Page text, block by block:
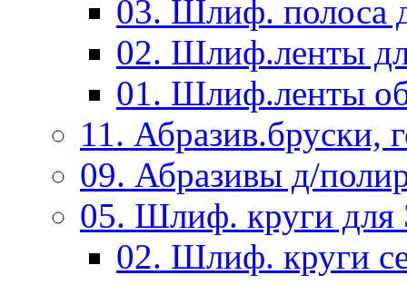
03. Шлиф.
02. Шлиф.ленты
01. Шлиф.ленты
11. Абразив.бруски,
09. Абразивы д/
05. Шлиф. круги
02. Шлиф. круги